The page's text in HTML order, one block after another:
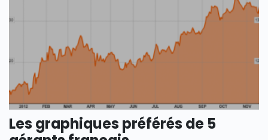
SECTIONS
Les graphiques préférés de 5